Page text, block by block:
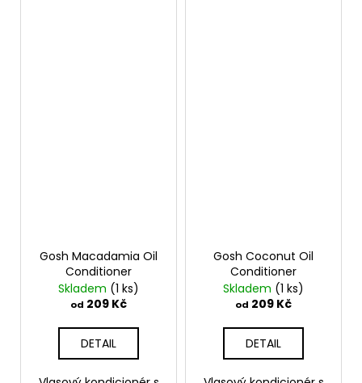
Gosh Macadamia Oil
Conditioner
Skladem (1 ks)
od 209 Kč
DETAIL
Gosh Coconut Oil
Conditioner
Skladem (1 ks)
od 209 Kč
DETAIL